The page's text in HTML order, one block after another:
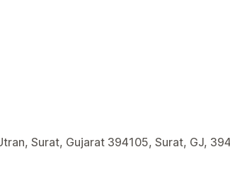
Surat, Gujarat 394105, Surat, GJ,